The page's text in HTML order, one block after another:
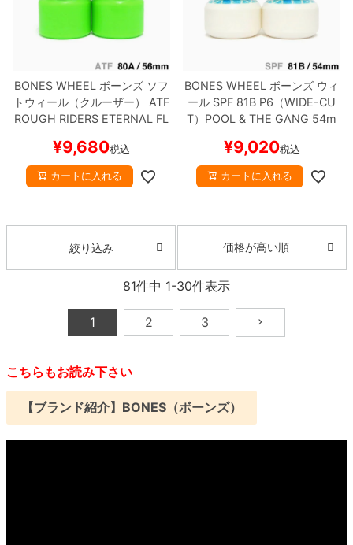
BONES WHEEL ボーンズ ソフ
トウィール（クルーザー）
ATF
ROUGH RIDERS ETERNAL FL
トボード スケボー
¥9,680税込
カートに入れる
BONES WHEEL ボーンズ ウィ
ール SPF 81B P6（WIDE-CU
T） POOL & THE GANG 54m
¥9,020税込
カートに入れる
絞り込み 価格が高い順
81件中 1-30件表示
1 2 3
こちらもお読み下さい
【ブランド紹介】BONES（ボーンズ）